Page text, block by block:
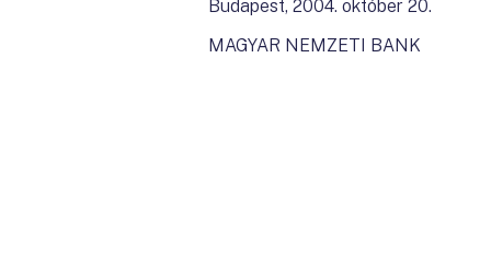
Budapest, 2004. október 20.
MAGYAR NEMZETI BANK